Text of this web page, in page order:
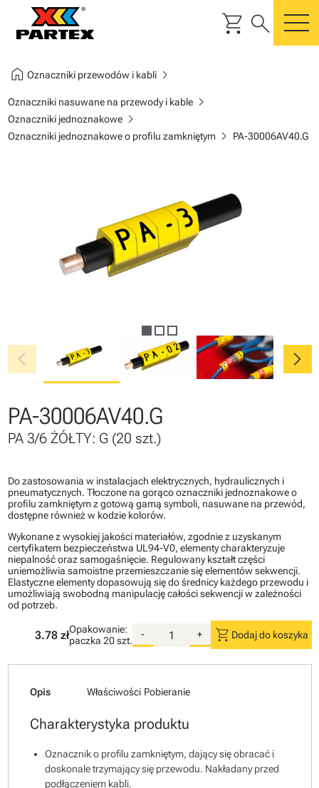
shopping_cart search
home Oznaczniki przewodów i kablichevron_right
Oznaczniki nasuwane na przewody i kablechevron_right
Oznaczniki jednoznakowechevron_right
Oznaczniki jednoznakowe o profilu zamkniętym chevron_right PA-30006AV40.G
chevron_left chevron_right
PA-30006AV40.G
PA 3/6 ŻÓŁTY: G (20 szt.)
Do zastosowania w instalacjach elektrycznych, hydraulicznych i
pneumatycznych. Tłoczone na gorąco oznaczniki jednoznakowe o
profilu zamkniętym z gotową gamą symboli, nasuwane na przewód,
dostępne również w kodzie kolorów.
Wykonane z wysokiej jakości materiałów, zgodnie z uzyskanym
certyfikatem bezpieczeństwa UL94-V0, elementy charakteryzuje
niepalność oraz samogaśnięcie. Regulowany kształt części
uniemożliwia samoistne przemieszczanie się elementów sekwencji.
Elastyczne elementy dopasowują się do średnicy każdego przewodu i
umożliwiają swobodną manipulację całości sekwencji w zależności
od potrzeb.
3.78 złOpakowanie:
paczka 20 szt.
- + shopping_cart Dodaj do koszyka
Opis Właściwości Pobieranie
Charakterystyka produktu
Oznacznik o profilu zamkniętym, dający się obracać i
doskonale trzymający się przewodu. Nakładany przed
podłączeniem kabli.